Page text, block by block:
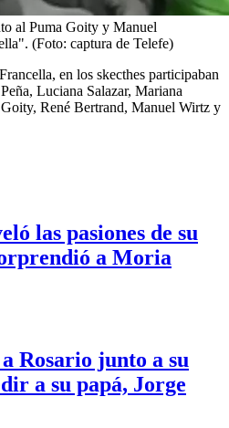
al Puma Goity y Manuel
(Foto: captura de Telefe)
en los skecthes participaban
Luciana Salazar, Mariana
René Bertrand, Manuel Wirtz y
las pasiones de su
a Moria
Rosario junto a su
a su papá, Jorge